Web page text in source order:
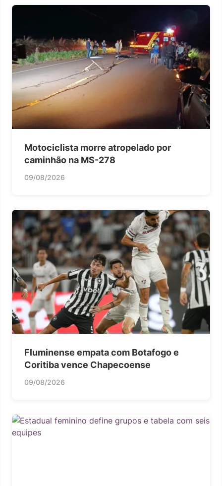
Motociclista morre atropelado por
caminhão na MS-278
09/08/2026
Fluminense empata com Botafogo e
Coritiba vence Chapecoense
09/08/2026